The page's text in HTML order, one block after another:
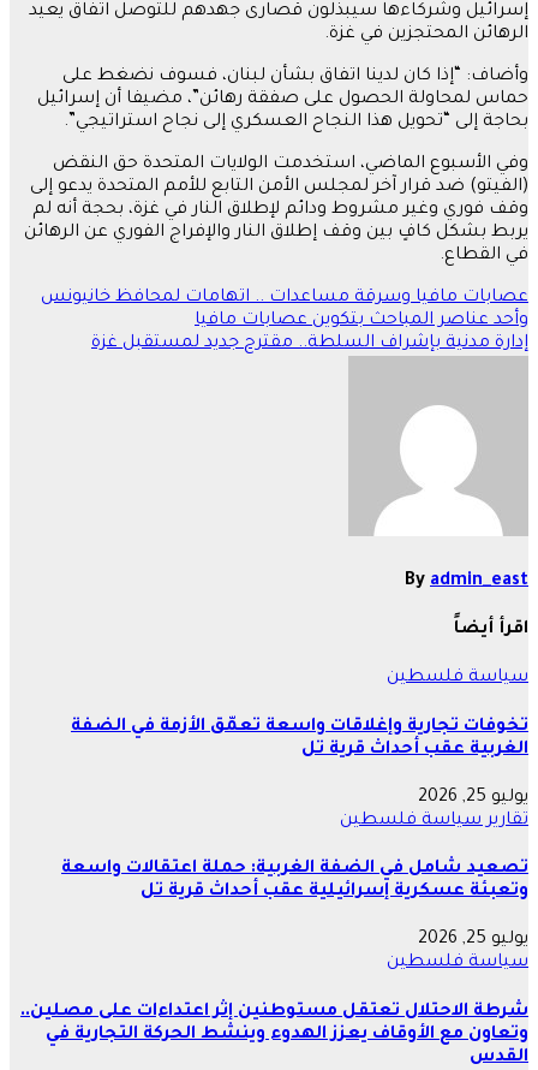
إسرائيل وشركاءها سيبذلون قصارى جهدهم للتوصل اتفاق يعيد
الرهائن المحتجزين في غزة.
وأضاف: “إذا كان لدينا اتفاق بشأن لبنان، فسوف نضغط على
حماس لمحاولة الحصول على صفقة رهائن”، مضيفا أن إسرائيل
بحاجة إلى “تحويل هذا النجاح العسكري إلى نجاح استراتيجي”.
وفي الأسبوع الماضي، استخدمت الولايات المتحدة حق النقض
(الفيتو) ضد قرار آخر لمجلس الأمن التابع للأمم المتحدة يدعو إلى
وقف فوري وغير مشروط ودائم لإطلاق النار في غزة، بحجة أنه لم
يربط بشكل كافٍ بين وقف إطلاق النار والإفراج الفوري عن الرهائن
في القطاع.
تصفّح
المقالات
عصابات مافيا وسرقة مساعدات .. اتهامات لمحافظ خانيونس
وأحد عناصر المباحث بتكوين عصابات مافيا
إدارة مدنية بإشراف السلطة.. مقترح جديد لمستقبل غزة
By admin_east
اقرأ أيضاً
سياسةفلسطين
تخوفات تجارية وإغلاقات واسعة تعمّق الأزمة في الضفة
الغربية عقب أحداث قرية تل
يوليو 25, 2026
تقاريرسياسةفلسطين
تصعيد شامل في الضفة الغربية: حملة اعتقالات واسعة
وتعبئة عسكرية إسرائيلية عقب أحداث قرية تل
يوليو 25, 2026
سياسةفلسطين
شرطة الاحتلال تعتقل مستوطنين إثر اعتداءات على مصلين..
وتعاون مع الأوقاف يعزز الهدوء وينشط الحركة التجارية في
القدس